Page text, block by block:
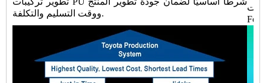
ووقت التسليم والتكلفة.